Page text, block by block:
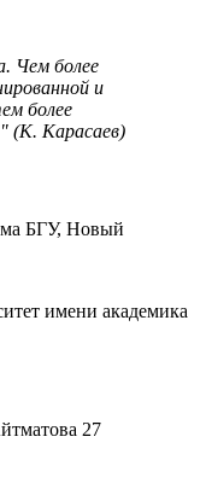
Чем более
и
более
(К. Карасаев)
имени академика
27